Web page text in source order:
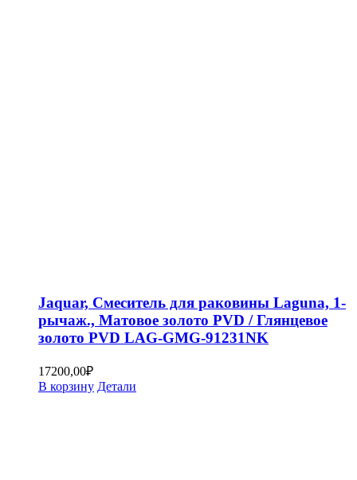
Jaquar, Смеситель для раковины Laguna, 1-
рычаж., Матовое золото PVD / Глянцевое
золото PVD LAG-GMG-91231NK
17200,00₽
В корзину Детали